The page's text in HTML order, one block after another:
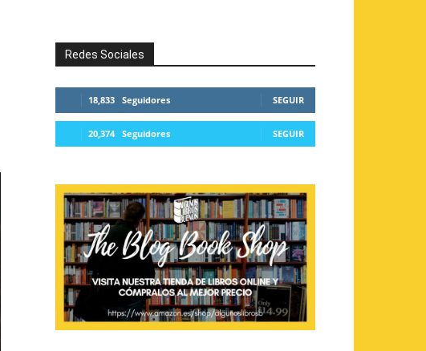
Redes Sociales
18,833 Seguidores SEGUIR
20,374 Seguidores SEGUIR